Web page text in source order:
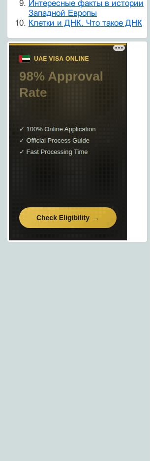
Интересные факты в истории
Западной Европы
Клетки и ДНК. Что такое ДНК